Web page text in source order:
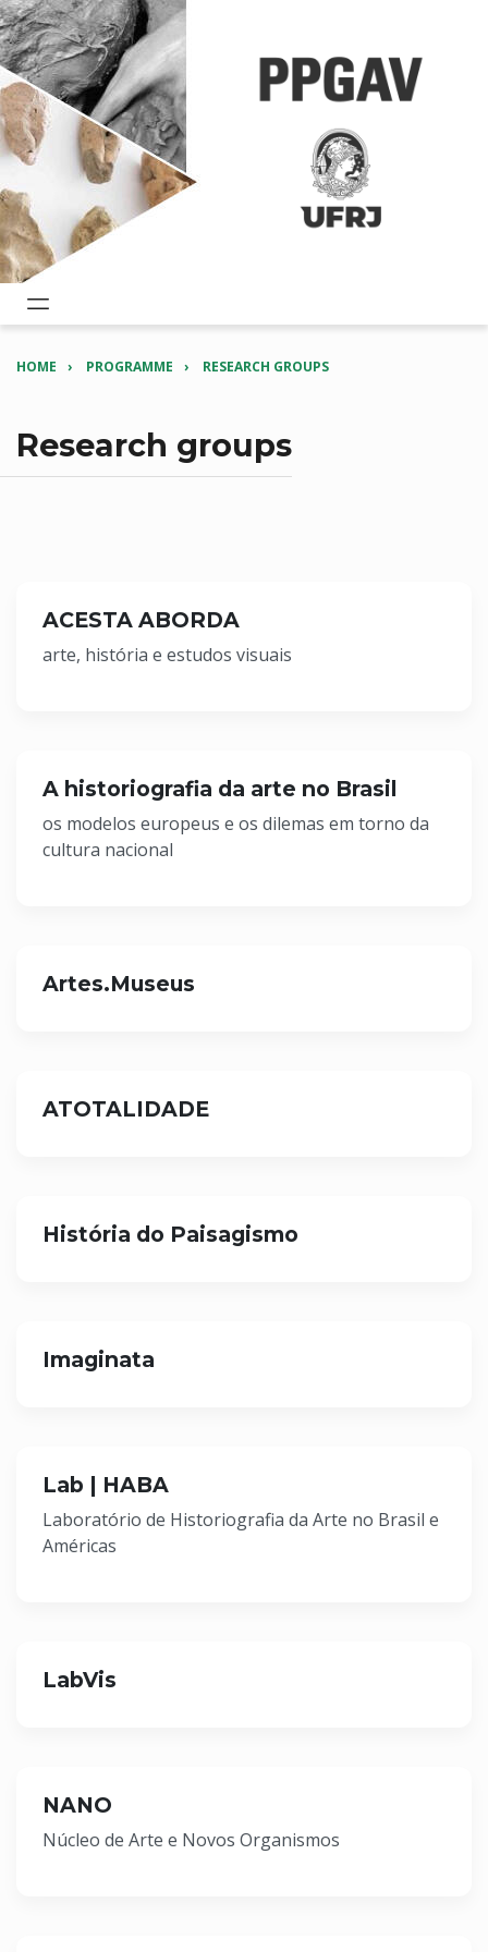
HOME PROGRAMME RESEARCH GROUPS
Research groups
ACESTA ABORDA
arte, história e estudos visuais
A historiografia da arte no Brasil
os modelos europeus e os dilemas em torno da
cultura nacional
Artes.Museus
ATOTALIDADE
História do Paisagismo
Imaginata
Lab | HABA
Laboratório de Historiografia da Arte no Brasil e
Américas
LabVis
NANO
Núcleo de Arte e Novos Organismos